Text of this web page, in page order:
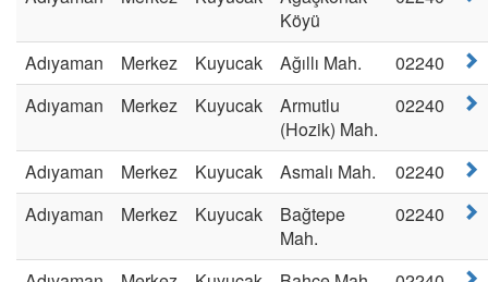
Köyü
Adıyaman Merkez Kuyucak Ağıllı Mah.
02240
Adıyaman
Merkez Kuyucak
Armutlu
(Hozik) Mah.
02240
Adıyaman Merkez Kuyucak Asmalı Mah.
02240
Adıyaman
Merkez Kuyucak
Bağtepe
Mah.
02240